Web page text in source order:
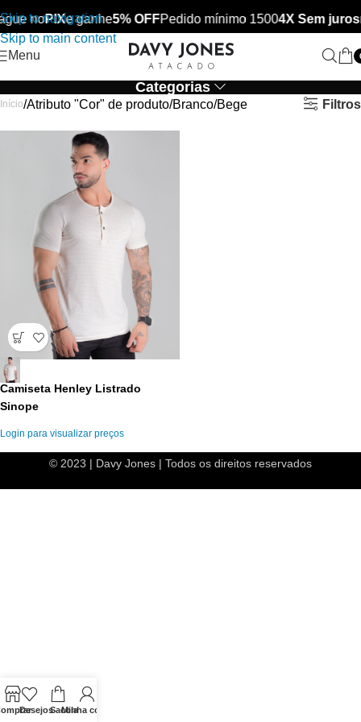
Skip to navigation
Skip to main content
noPIXe ganhe5% OFFPedido mínimo 15004X Sem juros
Menu
Categorias
Início Atributo "Cor" de produto Branco/Bege Filtros
Camiseta Henley Listrado
Sinope
Login para visualizar preços
© 2023 | Davy Jones | Todos os direitos reservados
DesejosSacola
Minha conta